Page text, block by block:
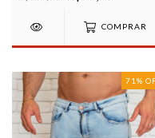
COMPRAR
71 %